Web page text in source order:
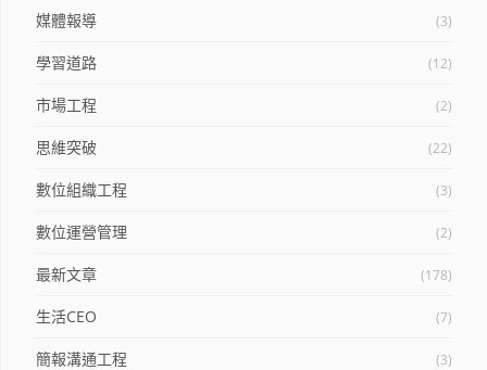
媒體報導 (3)
學習道路 (12)
市場工程 (2)
思維突破 (22)
數位組織工程 (3)
數位運營管理 (2)
最新文章 (178)
生活CEO (7)
簡報溝通工程 (3)